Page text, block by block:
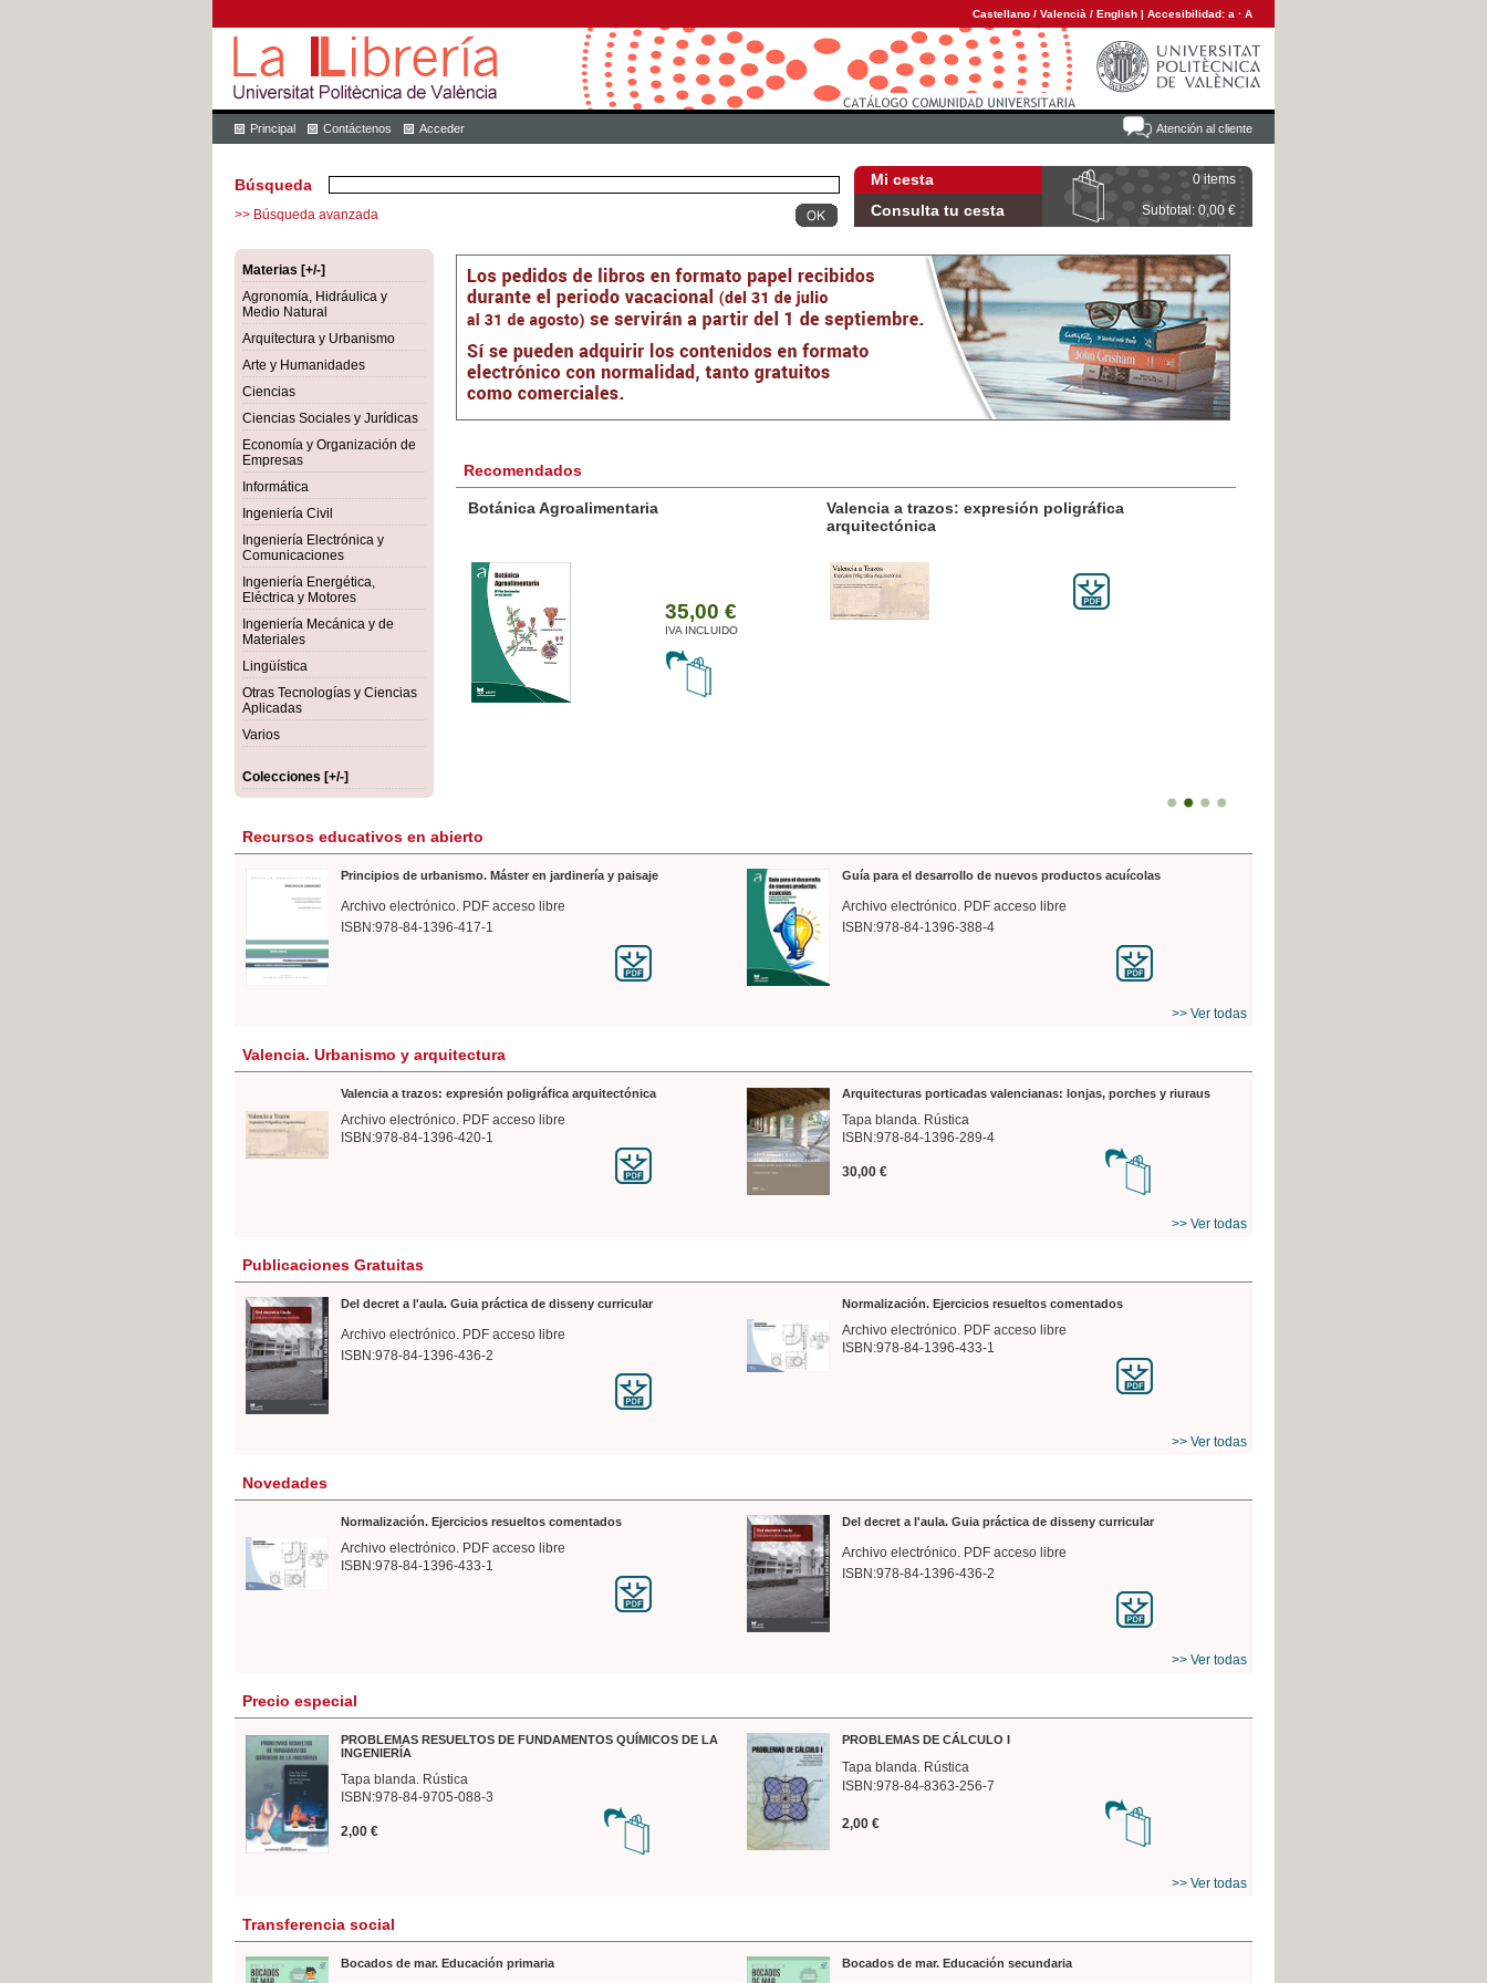
Castellano / Valencià / English | Accesibilidad: a · A
Atención al cliente
Principal Contáctenos Acceder
Mi cesta 0 items
Consulta tu cesta Subtotal: 0,00 €
Búsqueda
>> Búsqueda avanzada
Materias [+/-]
Agronomía, Hidráulica y
Medio Natural
Arquitectura y Urbanismo
Arte y Humanidades
Ciencias
Ciencias Sociales y Jurídicas
Economía y Organización de
Empresas
Informática
Ingeniería Civil
Ingeniería Electrónica y
Comunicaciones
Ingeniería Energética,
Eléctrica y Motores
Ingeniería Mecánica y de
Materiales
Lingüística
Otras Tecnologías y Ciencias
Aplicadas
Varios
Colecciones [+/-]
Recomendados
Botánica Agroalimentaria
35,00 €
IVA INCLUIDO
Valencia a trazos: expresión poligráfica
arquitectónica
Recursos educativos en abierto
Principios de urbanismo. Máster en jardinería y paisaje
Archivo electrónico. PDF acceso libre
ISBN:978-84-1396-417-1
Guía para el desarrollo de nuevos productos acuícolas
Archivo electrónico. PDF acceso libre
ISBN:978-84-1396-388-4
>> Ver todas
Valencia. Urbanismo y arquitectura
Valencia a trazos: expresión poligráfica arquitectónica
Archivo electrónico. PDF acceso libre
ISBN:978-84-1396-420-1
Arquitecturas porticadas valencianas: lonjas, porches y riuraus
Tapa blanda. Rústica
ISBN:978-84-1396-289-4
30,00 €
>> Ver todas
Publicaciones Gratuitas
Del decret a l'aula. Guia práctica de disseny curricular
Archivo electrónico. PDF acceso libre
ISBN:978-84-1396-436-2
Normalización. Ejercicios resueltos comentados
Archivo electrónico. PDF acceso libre
ISBN:978-84-1396-433-1
>> Ver todas
Novedades
Normalización. Ejercicios resueltos comentados
Archivo electrónico. PDF acceso libre
ISBN:978-84-1396-433-1
Del decret a l'aula. Guia práctica de disseny curricular
Archivo electrónico. PDF acceso libre
ISBN:978-84-1396-436-2
>> Ver todas
Precio especial
PROBLEMAS RESUELTOS DE FUNDAMENTOS QUÍMICOS DE LA
INGENIERÍA
Tapa blanda. Rústica
ISBN:978-84-9705-088-3
2,00 €
PROBLEMAS DE CÁLCULO I
Tapa blanda. Rústica
ISBN:978-84-8363-256-7
2,00 €
>> Ver todas
Transferencia social
Bocados de mar. Educación primaria Bocados de mar. Educación secundaria